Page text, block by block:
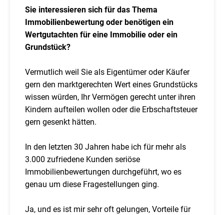
Sie interessieren sich für das Thema
Immobilienbewertung oder benötigen ein
Wertgutachten für eine Immobilie oder ein
Grundstück?
Vermutlich weil Sie als Eigentümer oder Käufer
gern den marktgerechten Wert eines Grundstücks
wissen würden, Ihr Vermögen gerecht unter ihren
Kindern aufteilen wollen oder die Erbschaftsteuer
gern gesenkt hätten.
In den letzten 30 Jahren habe ich für mehr als
3.000 zufriedene Kunden seriöse
Immobilienbewertungen durchgeführt, wo es
genau um diese Fragestellungen ging.
Ja, und es ist mir sehr oft gelungen, Vorteile für